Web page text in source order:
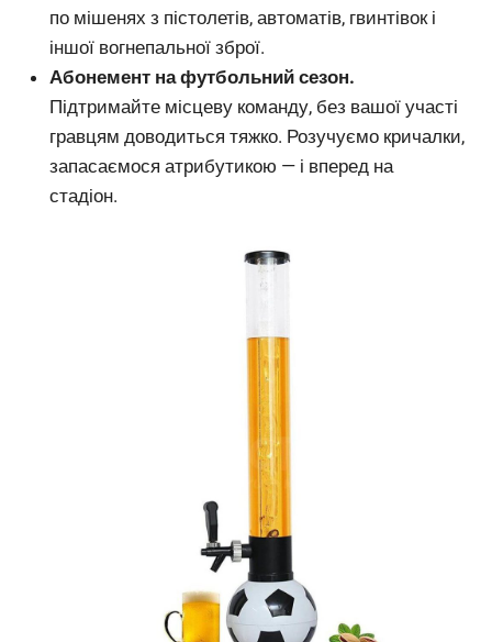
по мішенях з пістолетів, автоматів, гвинтівок і
іншої вогнепальної зброї.
Абонемент на футбольний сезон.
Підтримайте місцеву команду, без вашої участі
гравцям доводиться тяжко. Розучуємо кричалки,
запасаємося атрибутикою — і вперед на
стадіон.